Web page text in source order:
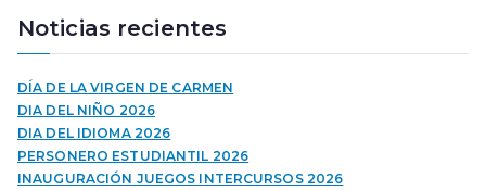
r
o
u
c
t
o
r
Noticias recientes
DÍA DE LA VIRGEN DE CARMEN
DIA DEL NIÑO 2026
DIA DEL IDIOMA 2026
PERSONERO ESTUDIANTIL 2026
INAUGURACIÓN JUEGOS INTERCURSOS 2026